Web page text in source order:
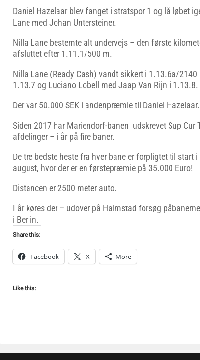
Daniel Hazelaar blev fanget i stratspor 1 og lå løbet
Lane med Johan Untersteiner.
Nilla Lane bestemte alt undervejs – den første
afsluttet efter 1.11.1/500 m.
Nilla Lane (Ready Cash) vandt sikkert i 1.13.6a/2140
1.13.7 og Luciano Lobell med Jaap Van Rijn i 1.13.8.
Der var 50.000 SEK i andenpræmie til Daniel Hazelaar.
Siden 2017 har Mariendorf-banen udskrevet Sup Cur
afdelinger – i år på fire baner.
De tre bedste heste fra hver bane er forpligtet til start
august, hvor der er en førstepræmie på 35.000 Euro!
Distancen er 2500 meter auto.
I år køres der – udover på Halmstad forsøg
i Berlin.
Share this:
Facebook X More
Like this: